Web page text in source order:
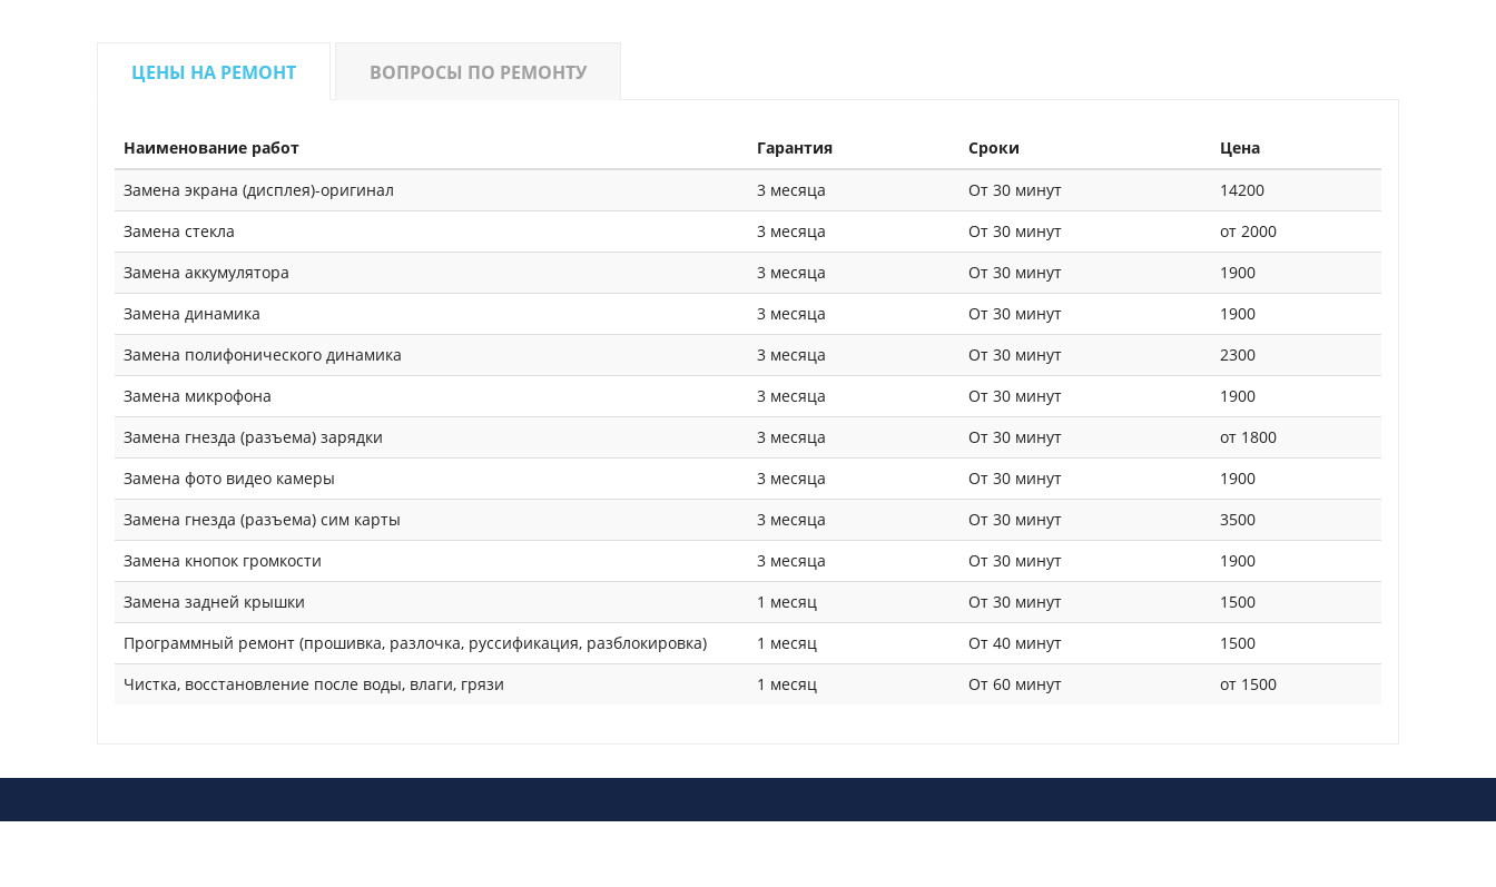
ЦЕНЫ НА РЕМОНТ ВОПРОСЫ ПО РЕМОНТУ
Наименование работ Гарантия Сроки
Цена
Замена экрана (дисплея)-оригинал
3 месяца От 30 минут
14200
Замена стекла
3 месяца От 30 минут
от 2000
Замена аккумулятора
3 месяца От 30 минут
1900
Замена динамика
3 месяца От 30 минут
1900
Замена полифонического динамика
3 месяца От 30 минут
2300
Замена микрофона
3 месяца От 30 минут
1900
Замена гнезда (разъема) зарядки
3 месяца От 30 минут
от 1800
Замена фото видео камеры
3 месяца От 30 минут
1900
Замена гнезда (разъема) сим карты
3 месяца От 30 минут
3500
Замена кнопок громкости
3 месяца От 30 минут
1900
Замена задней крышки
1 месяц От 30 минут
1500
Программный ремонт (прошивка, разлочка, руссификация, разблокировка)
1 месяц От 40 минут
1500
Чистка, восстановление после воды, влаги, грязи
1 месяц От 60 минут от 1500